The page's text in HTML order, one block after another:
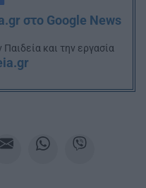
στο Google News
Παιδεία και την εργασία